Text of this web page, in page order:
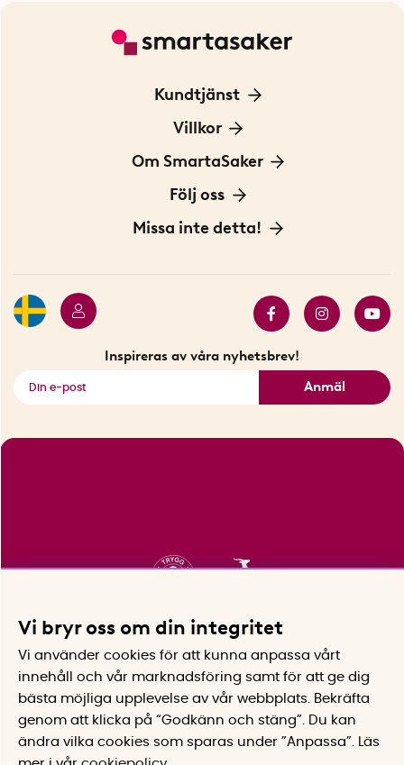
Kundtjänst
Kontakta oss
För Företag
Villkor
Frakt och leverans
Personuppgiftspolicy
Om SmartaSaker
Om oss
Vår historia
Följ oss
Blogg: Smarta tips
Missa inte detta!
Inspireras av våra nyhetsbrev!
Anmäl
Vi bryr oss om din integritet
Vi använder cookies för att kunna anpassa vårt
innehåll och vår marknadsföring samt för att ge dig
bästa möjliga upplevelse av vår webbplats.
Bekräfta
genom att klicka på “Godkänn och stäng”. Du kan
ändra vilka cookies som sparas under ”Anpassa”.
Läs